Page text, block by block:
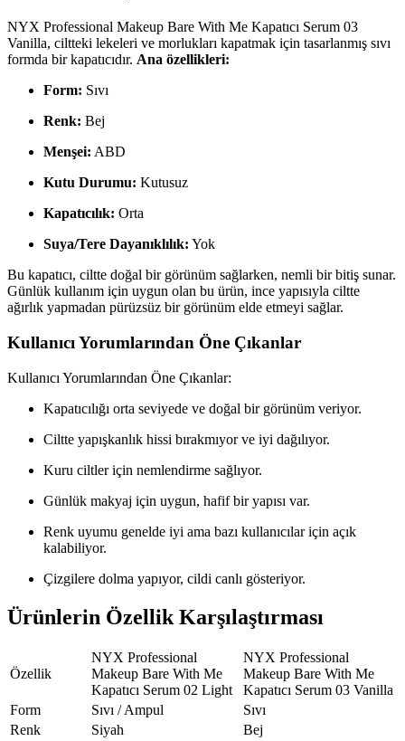
NYX Professional Makeup Bare With Me Kapatıcı Serum 03
Vanilla, ciltteki lekeleri ve morlukları kapatmak için tasarlanmış sıvı
formda bir kapatıcıdır. Ana özellikleri:
Form: Sıvı
Renk: Bej
Menşei: ABD
Kutu Durumu: Kutusuz
Kapatıcılık: Orta
Suya/Tere Dayanıklılık: Yok
Bu kapatıcı, ciltte doğal bir görünüm sağlarken, nemli bir bitiş sunar.
Günlük kullanım için uygun olan bu ürün, ince yapısıyla ciltte
ağırlık yapmadan pürüzsüz bir görünüm elde etmeyi sağlar.
Kullanıcı Yorumlarından Öne Çıkanlar
Kullanıcı Yorumlarından Öne Çıkanlar:
Kapatıcılığı orta seviyede ve doğal bir görünüm veriyor.
Ciltte yapışkanlık hissi bırakmıyor ve iyi dağılıyor.
Kuru ciltler için nemlendirme sağlıyor.
Günlük makyaj için uygun, hafif bir yapısı var.
Renk uyumu genelde iyi ama bazı kullanıcılar için açık
kalabiliyor.
Çizgilere dolma yapıyor, cildi canlı gösteriyor.
Ürünlerin Özellik Karşılaştırması
Özellik
NYX Professional
Makeup Bare With Me
Kapatıcı Serum 02 Light
NYX Professional
Makeup Bare With Me
Kapatıcı Serum 03 Vanilla
Form
Sıvı / Ampul
Sıvı
Renk
Siyah
Bej